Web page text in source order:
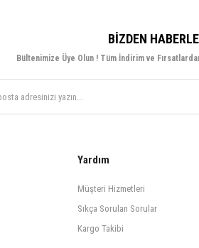
BIZDEN
Bültenimize Üye Olun ! Tüm İndirim ve
Yardım
Müşteri Hizmetleri
Sıkça Sorulan Sorular
Kargo Takibi